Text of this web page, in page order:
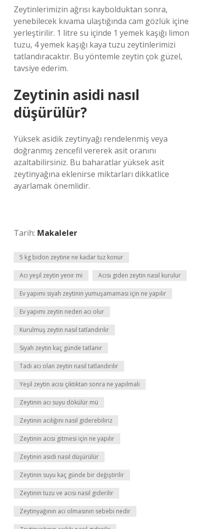
Zeytinlerimizin ağrısı kaybolduktan sonra,
yenebilecek kıvama ulaştığında cam gözlük içine
yerleştirilir. 1 litre su içinde 1 yemek kaşığı limon
tuzu, 4 yemek kaşığı kaya tuzu zeytinlerimizi
tatlandıracaktır. Bu yöntemle zeytin çok güzel,
tavsiye ederim.
Zeytinin asidi nasıl
düşürülür?
Yüksek asidik zeytinyağı rendelenmiş veya
doğranmış zencefil vererek asit oranını
azaltabilirsiniz. Bu baharatlar yüksek asit
zeytinyağına eklenirse miktarları dikkatlice
ayarlamak önemlidir.
Tarih: Makaleler
5 kg bidon zeytine ne kadar tuz konur
Acı yeşil zeytin yenir mi Acısı giden zeytin nasıl kurulur
Ev yapımı siyah zeytinin yumuşamaması için ne yapılır
Ev yapımı zeytin neden acı olur
Kurulmuş zeytin nasıl tatlandırılır
Siyah zeytin kaç günde tatlanır
Tadı acı olan zeytin nasıl tatlandırılır
Yeşil zeytin acısı çıktıktan sonra ne yapılmalı
Zeytinin acı suyu dökülür mü
Zeytinin acılığını nasıl giderebiliriz
Zeytinin acısı gitmesi için ne yapılır
Zeytinin asidi nasıl düşürülür
Zeytinin suyu kaç günde bir değiştirilir
Zeytinin tuzu ve acısı nasıl giderilir
Zeytinyağının acı olmasının sebebi nedir